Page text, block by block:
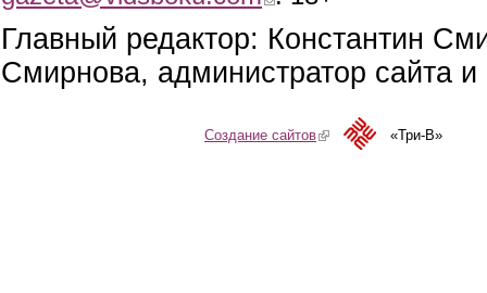
Главный редактор: Константин
Смирнова, администратор сайта
Создание сайтов(link is external)«Три-В»